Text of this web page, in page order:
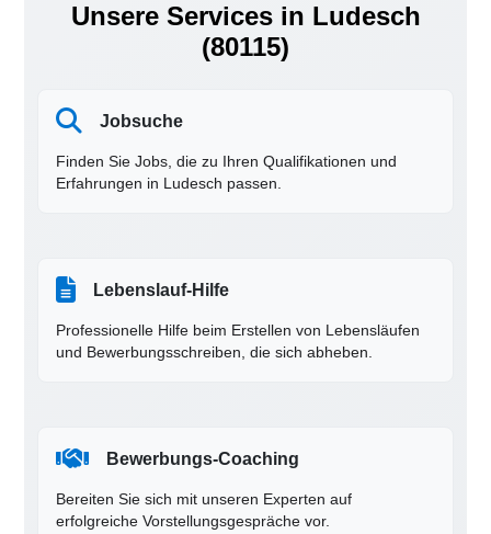
Unsere Services in Ludesch
(80115)
Jobsuche
Finden Sie Jobs, die zu Ihren Qualifikationen und
Erfahrungen in Ludesch passen.
Lebenslauf-Hilfe
Professionelle Hilfe beim Erstellen von Lebensläufen
und Bewerbungsschreiben, die sich abheben.
Bewerbungs-Coaching
Bereiten Sie sich mit unseren Experten auf
erfolgreiche Vorstellungsgespräche vor.